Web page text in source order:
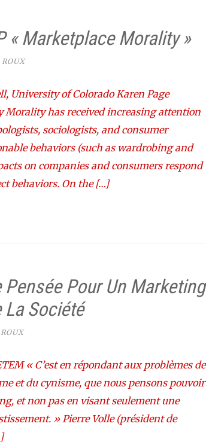
« Marketplace Morality »
of Colorado Karen Page
has received increasing attention
sociologists, and consumer
behaviors (such as wardrobing and
on companies and consumers respond
behaviors. On the […]
Pour Un Marketing
La Société
« C’est en répondant aux problèmes de
et du cynisme, que nous pensons pouvoir
et non pas en visant seulement une
» Pierre Volle (président de